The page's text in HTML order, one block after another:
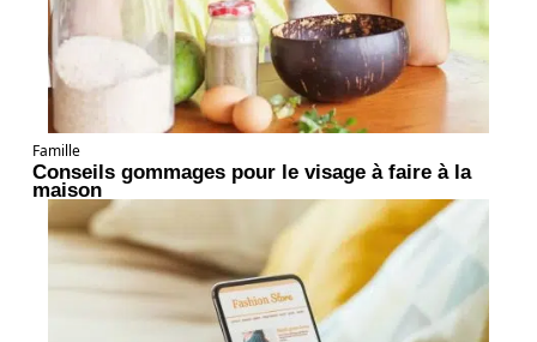
Famille
Conseils gommages pour le visage à faire à la
maison